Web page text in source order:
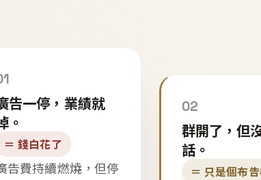
告一停，業績就
。
＝ 錢白花了
告費持續燃燒，但停
02
群開了，但
話。
＝ 只是個布